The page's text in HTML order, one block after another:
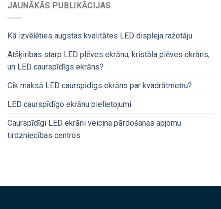
JAUNĀKĀS PUBLIKĀCIJAS
Kā izvēlēties augstas kvalitātes LED displeja ražotāju
Atšķirības starp LED plēves ekrānu, kristāla plēves ekrāns,
un LED caurspīdīgs ekrāns?
Cik maksā LED caurspīdīgs ekrāns par kvadrātmetru?
LED caurspīdīgo ekrānu pielietojumi
Caurspīdīgi LED ekrāni veicina pārdošanas apjomu
tirdzniecības centros